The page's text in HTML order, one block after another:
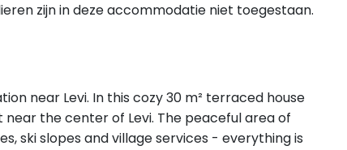
zijn in deze accommodatie niet toegestaan.
near Levi. In this cozy 30 m² terraced house
the center of Levi. The peaceful area of
ski slopes and village services - everything is